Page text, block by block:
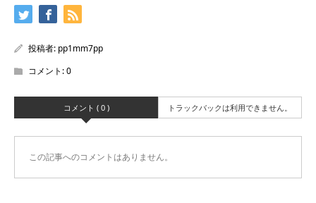
投稿者: pp1mm7pp
コメント:0
コメント ( 0 ) トラックバックは利用できません。
この記事へのコメントはありません。